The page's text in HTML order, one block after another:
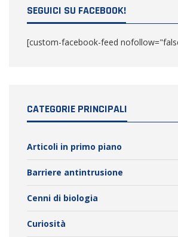
SEGUICI SU FACEBOOK!
[custom-facebook-feed
CATEGORIE PRINCIPALI
Articoli in primo piano
Barriere antintrusione
Cenni di biologia
Curiosità